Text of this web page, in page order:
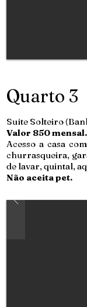
Suíte Solteiro
Valor 850 mensal.
Acesso a casa
churrasqueira,
de lavar, quintal,
Não aceita pet.
Quarto 3